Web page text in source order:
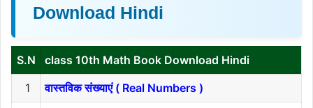
Download Hindi
S.N
class 10th Math Book Download Hindi
1
वास्तविक संख्याएं ( Real Numbers )